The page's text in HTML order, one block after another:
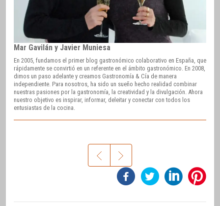
Mar Gavilán y Javier Muniesa
En 2005, fundamos el primer blog gastronómico colaborativo en España, que
rápidamente se convirtió en un referente en el ámbito gastronómico. En 2008,
dimos un paso adelante y creamos Gastronomía & Cía de manera
independiente. Para nosotros, ha sido un sueño hecho realidad combinar
nuestras pasiones por la gastronomía, la creatividad y la divulgación. Ahora
nuestro objetivo es inspirar, informar, deleitar y conectar con todos los
entusiastas de la cocina.